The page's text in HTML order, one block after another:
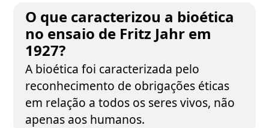
O que caracterizou a bioética
no ensaio de Fritz Jahr em
1927?
A bioética foi caracterizada pelo
reconhecimento de obrigações éticas
em relação a todos os seres vivos, não
apenas aos humanos.